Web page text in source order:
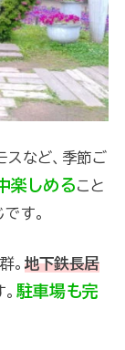
スなど、季節ご
楽しめること
す。
。 地下鉄長居
駐車場も完